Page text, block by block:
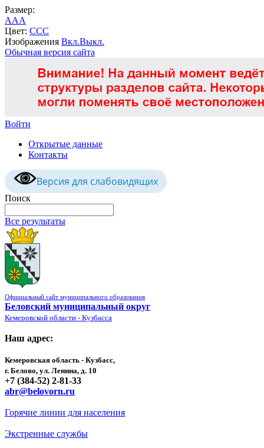
Размер:
AAA
Цвет: CCC
Изображения Вкл.Выкл.
Обычная версия сайта
Войти
Открытые данные
Контакты
Версия для слабовидящих
Поиск
Все результаты
Официальный сайт муниципального образования
Беловский муниципальный округ
Кемеровской области - Кузбасса
Наш адрес:
Кемеровская область - Кузбасс,
г. Белово, ул. Ленина, д. 10
+7 (384-52) 2-81-33
abr@belovorn.ru
Горячие линии для населения
Экстренные службы